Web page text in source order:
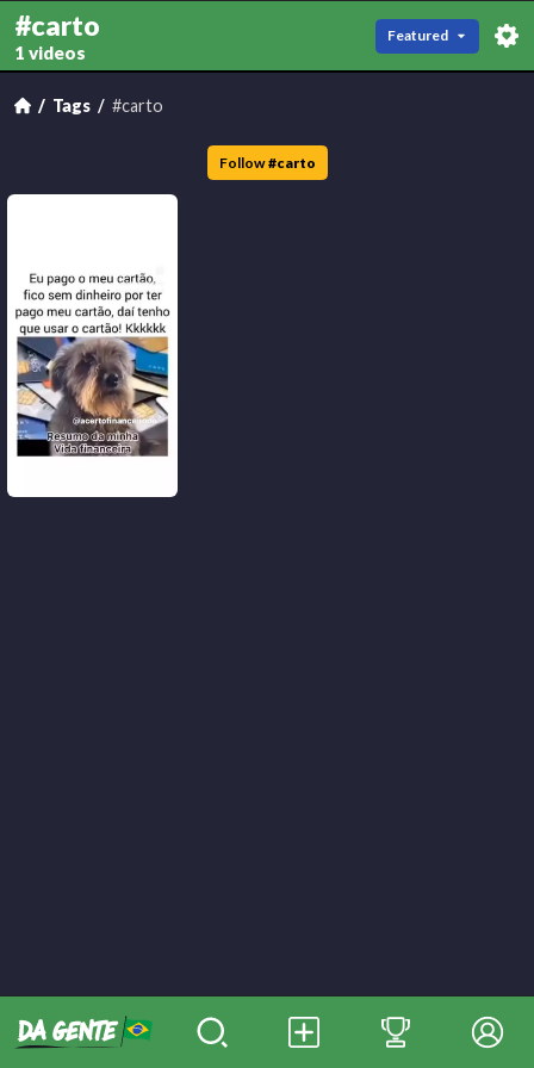
#carto
1 videos
Featured
Tags #carto
Follow #carto